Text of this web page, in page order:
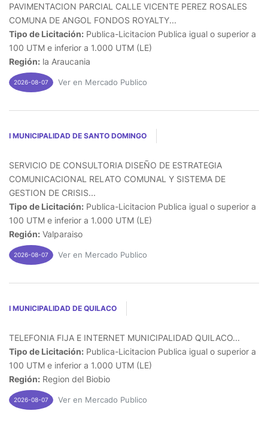
PAVIMENTACION PARCIAL CALLE VICENTE PEREZ ROSALES
COMUNA DE ANGOL FONDOS ROYALTY...
Tipo de Licitación: Publica-Licitacion Publica igual o superior a
100 UTM e inferior a 1.000 UTM (LE)
Región: la Araucania
2026-08-07 Ver en Mercado Publico
I MUNICIPALIDAD DE SANTO DOMINGO
SERVICIO DE CONSULTORIA DISEÑO DE ESTRATEGIA
COMUNICACIONAL RELATO COMUNAL Y SISTEMA DE
GESTION DE CRISIS...
Tipo de Licitación: Publica-Licitacion Publica igual o superior a
100 UTM e inferior a 1.000 UTM (LE)
Región: Valparaiso
2026-08-07 Ver en Mercado Publico
I MUNICIPALIDAD DE QUILACO
TELEFONIA FIJA E INTERNET MUNICIPALIDAD QUILACO...
Tipo de Licitación: Publica-Licitacion Publica igual o superior a
100 UTM e inferior a 1.000 UTM (LE)
Región: Region del Biobio
2026-08-07 Ver en Mercado Publico